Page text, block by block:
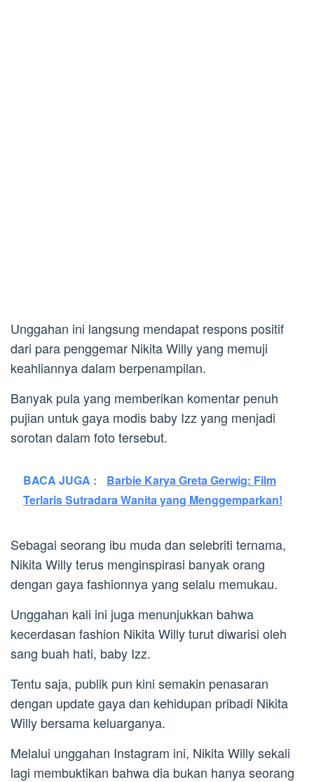
Unggahan ini langsung mendapat respons positif
dari para penggemar Nikita Willy yang memuji
keahliannya dalam berpenampilan.
Banyak pula yang memberikan komentar penuh
pujian untuk gaya modis baby Izz yang menjadi
sorotan dalam foto tersebut.
BACA JUGA :
Barbie Karya Greta Gerwig: Film
Terlaris Sutradara Wanita yang Menggemparkan!
Sebagai seorang ibu muda dan selebriti ternama,
Nikita Willy terus menginspirasi banyak orang
dengan gaya fashionnya yang selalu memukau.
Unggahan kali ini juga menunjukkan bahwa
kecerdasan fashion Nikita Willy turut diwarisi oleh
sang buah hati, baby Izz.
Tentu saja, publik pun kini semakin penasaran
dengan update gaya dan kehidupan pribadi Nikita
Willy bersama keluarganya.
Melalui unggahan Instagram ini, Nikita Willy sekali
lagi membuktikan bahwa dia bukan hanya seorang